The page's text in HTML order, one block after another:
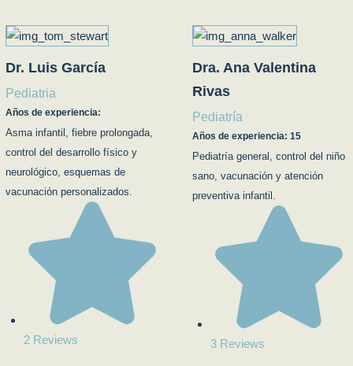
Dr. Luis García
Pediatria
Años de experiencia:
Asma infantil, fiebre prolongada,
control del desarrollo físico y
neurológico, esquemas de
vacunación personalizados.
2 Reviews
Dra. Ana Valentina
Rivas
Pediatría
Años de experiencia: 15
Pediatría general, control del niño
sano, vacunación y atención
preventiva infantil.
3 Reviews